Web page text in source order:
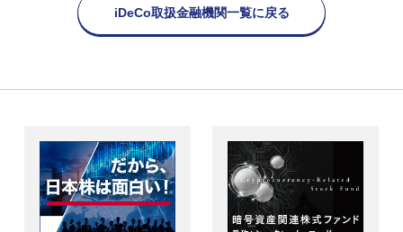
iDeCo取扱金融機関一覧に戻る